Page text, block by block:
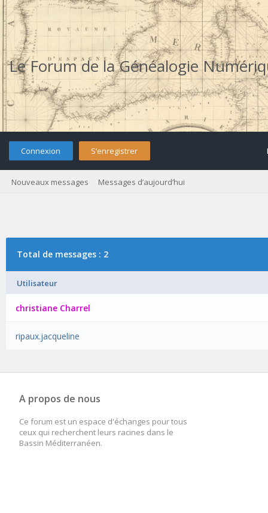
Le Forum de la Généalogie
Connexion S’enregistrer
Nouveaux messages Messages d’aujourd’hui
Total de messages : 2
Utilisateur
christiane Charrel
ripaux.jacqueline
A propos de nous
Ce forum est un espace d'échanges pour tous
ceux qui recherchent leurs racines dans le
Bassin Méditerranéen.